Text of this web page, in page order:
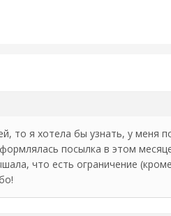
то я хотела бы узнать, у
посылка в этом
что есть ограничение